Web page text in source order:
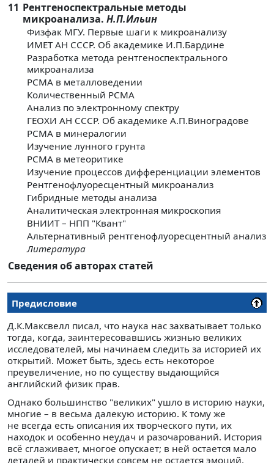
11 Рентгеноспектральные методы
микроанализа. Н.П.Ильин
Физфак МГУ. Первые шаги к микроанализу
ИМЕТ АН СССР. Об академике И.П.Бардине
Разработка метода рентгеноспектрального
микроанализа
РСМА в металловедении
Количественный РСМА
Анализ по электронному спектру
ГЕОХИ АН СССР. Об академике А.П.Виноградове
РСМА в минералогии
Изучение лунного грунта
РСМА в метеоритике
Изучение процессов дифференциации элементов
Рентгенофлуоресцентный микроанализ
Гибридные методы анализа
Аналитическая электронная микроскопия
ВНИИТ – НПП "Квант"
Альтернативный рентгенофлуоресцентный анализ
Литература
Сведения об авторах статей
Предисловие
Д.К.Максвелл писал, что наука нас захватывает только
тогда, когда, заинтересовавшись жизнью великих
исследователей, мы начинаем следить за историей их
открытий. Может быть, здесь есть некоторое
преувеличение, но по существу выдающийся
английский физик прав.
Однако большинство "великих" ушло в историю науки,
многие – в весьма далекую историю. К тому же
не всегда есть описания их творческого пути, их
находок и особенно неудач и разочарований. История
всё сглаживает, многое опускает; в ней остается мало
деталей и практически совсем не остается эмоций.